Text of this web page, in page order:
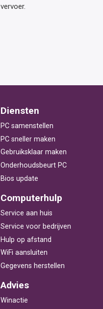
vervoer.
Diensten
PC samenstellen
PC sneller maken
Gebruiksklaar maken
Onderhoudsbeurt PC
Bios update
Computerhulp
Service aan huis
Service voor bedrijven
Hulp op afstand
WiFi aansluiten
Gegevens herstellen
Advies
Winactie